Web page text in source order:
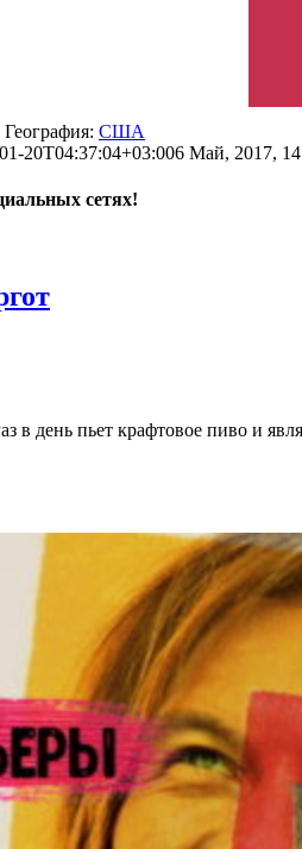
География: США
20T04:37:04+03:006 Май, 2017,
сетях!
в день пьет крафтовое пиво и